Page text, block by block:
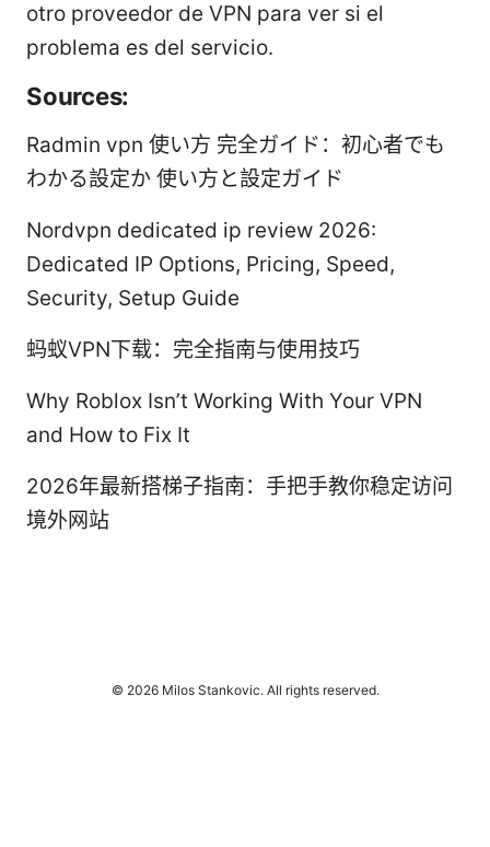
otro proveedor de VPN para ver si el
problema es del servicio.
Sources:
Radmin vpn 使い方 完全ガイド：初心者でも
わかる設定か 使い方と設定ガイド
Nordvpn dedicated ip review 2026:
Dedicated IP Options, Pricing, Speed,
Security, Setup Guide
蚂蚁VPN下载：完全指南与使用技巧
Why Roblox Isn’t Working With Your VPN
and How to Fix It
2026年最新搭梯子指南：手把手教你稳定访问
境外网站
© 2026 Milos Stankovic. All rights reserved.